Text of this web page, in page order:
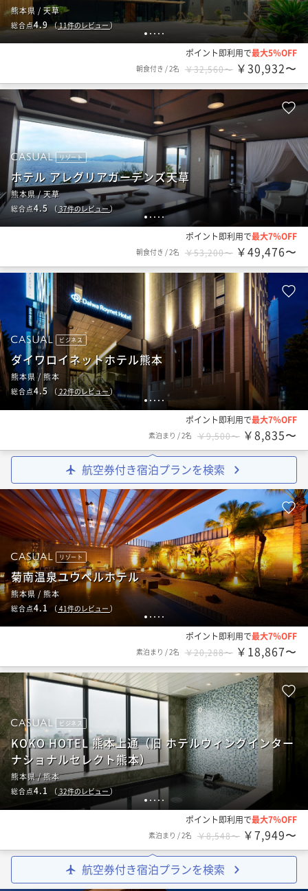
1 2 3 4 5
熊本県 / 天草
総合点4.9（11件のレビュー）
ポイント即利用で最大5％OFF
朝食付き /2名 ￥32,560〜 ￥30,932〜
1 2 3 4 5
リゾート
ホテル アレグリアガーデンズ天草
熊本県 / 天草
総合点4.5 （ 37件のレビュー）
ポイント即利用で最大7％OFF
朝食付き /2名 ￥53,200〜 ￥49,476〜
1 2 3 4 5
ビジネス
ダイワロイネットホテル熊本
熊本県 / 熊本
総合点4.5 （ 22件のレビュー）
ポイント即利用で最大7％OFF
素泊まり /2名 ￥9,500〜 ￥8,835〜
航空券付き宿泊プランを検索
1 2 3 4 5
リゾート
菊南温泉ユウベルホテル
熊本県 / 熊本
総合点4.1 （ 41件のレビュー ）
ポイント即利用で最大7％OFF
素泊まり /2名 ￥20,288〜 ￥18,867〜
1 2 3 4 5
ビジネス
KOKO HOTEL 熊本上通（旧 ホテルウィングインター
ナショナルセレクト熊本）
熊本県 / 熊本
総合点4.1 （ 32件のレビュー）
ポイント即利用で最大7％OFF
素泊まり /2名 ￥8,548〜 ￥7,949〜
航空券付き宿泊プランを検索